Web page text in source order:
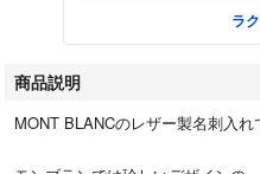
ラ
商品説明
MONT BLANCのレザー製名刺入